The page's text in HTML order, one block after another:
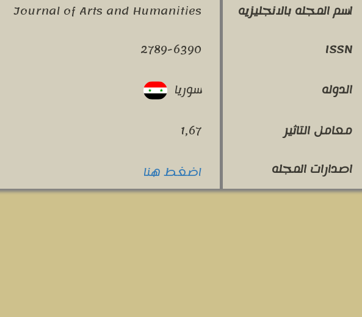
اسم المجله بالانجليزيه
Journal of Arts and Humanities
ISSN
2789-6390
الدوله
سوريا
معامل التاثير
1,67
اصدارات المجله
اضغط هنا